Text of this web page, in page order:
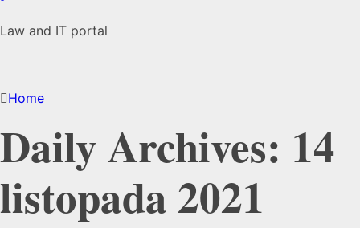
Law and IT portal
Home
Daily Archives: 14
listopada 2021